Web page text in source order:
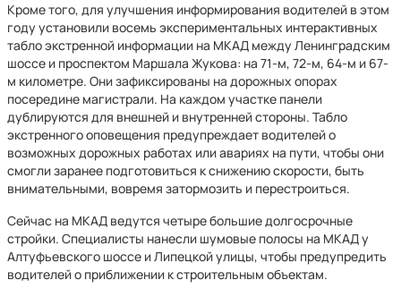
Кроме того, для улучшения информирования водителей в этом
году установили восемь экспериментальных интерактивных
табло экстренной информации на МКАД между Ленинградским
шоссе и проспектом Маршала Жукова: на 71-м, 72-м, 64-м и 67-
м километре. Они зафиксированы на дорожных опорах
посередине магистрали. На каждом участке панели
дублируются для внешней и внутренней стороны. Табло
экстренного оповещения предупреждает водителей о
возможных дорожных работах или авариях на пути, чтобы они
смогли заранее подготовиться к снижению скорости, быть
внимательными, вовремя затормозить и перестроиться.
Сейчас на МКАД ведутся четыре большие долгосрочные
стройки. Специалисты нанесли шумовые полосы на МКАД у
Алтуфьевского шоссе и Липецкой улицы, чтобы предупредить
водителей о приближении к строительным объектам.